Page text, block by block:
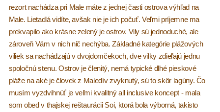
rezort nachádza pri Male máte z jednej časti ostrova výhľad na
Male. Lietadlá vidíte, avšak nie je ich počuť. Veľmi príjemne ma
prekvapilo ako krásne zelený je ostrov. Vily sú jednoduché, ale
zároveň Vám v nich nič nechýba. Základné kategórie plážových
viliek sa nachádzajú v dvojdomčekoch, dve vilky zdieľajú jednu
spoločnú stenu. Ostrov je členitý, nemá typické dlhé pieskové
pláže na aké je človek z Maledív zvyknutý, sú to skôr lagúny. Čo
musím vyzdvihnúť je veľmi kvalitný all inclusive koncept - mala
som obed v thajskej reštaurácii Soi, ktorá bola výborná, takisto